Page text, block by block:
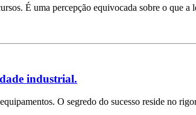
É uma percepção equivocada sobre o que a
industrial.
O segredo do sucesso reside no